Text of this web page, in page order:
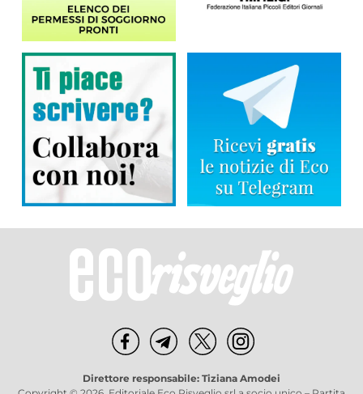
Direttore responsabile: Tiziana Amodei